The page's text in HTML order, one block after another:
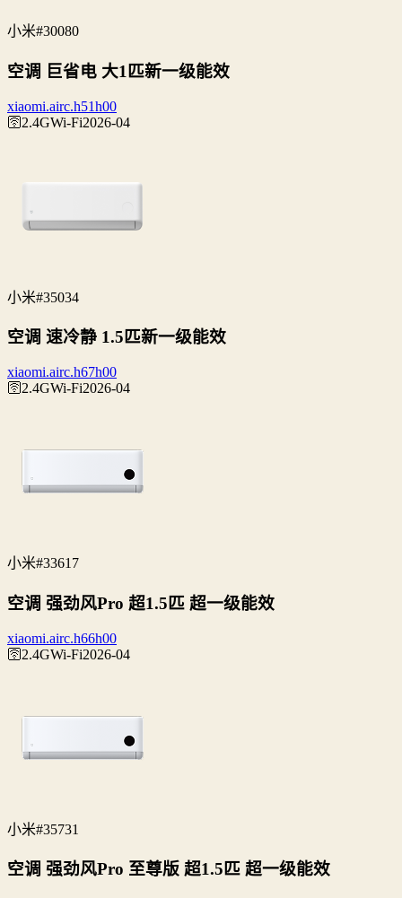
小米#30080
空调 巨省电 大1匹新一级能效
xiaomi.airc.h51h00
🛜2.4GWi‑Fi2026-04
小米#35034
空调 速冷静 1.5匹新一级能效
xiaomi.airc.h67h00
🛜2.4GWi‑Fi2026-04
小米#33617
空调 强劲风Pro 超1.5匹 超一级能效
xiaomi.airc.h66h00
🛜2.4GWi‑Fi2026-04
小米#35731
空调 强劲风Pro 至尊版 超1.5匹 超一级能效